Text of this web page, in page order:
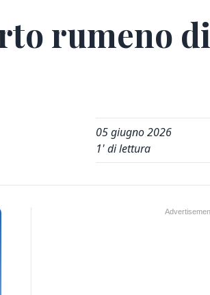
rumeno di
05 giugno 2026
1' di lettura